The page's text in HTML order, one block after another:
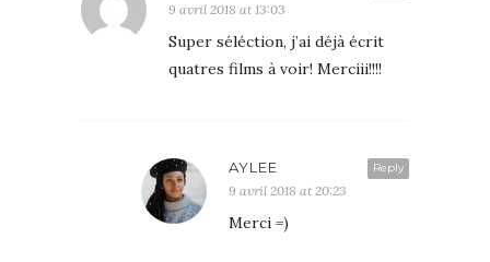
9 avril 2018 at 13:03
Super séléction, j’ai déjà écrit
quatres films à voir! Merciii!!!!
Reply
AYLEE
9 avril 2018 at 20:23
Merci =)